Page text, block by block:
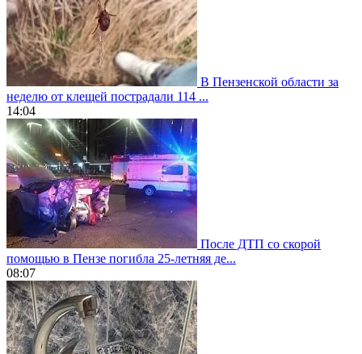
В Пензенской области за
неделю от клещей пострадали 114 ...
14:04
После ДТП со скорой
помощью в Пензе погибла 25-летняя де...
08:07